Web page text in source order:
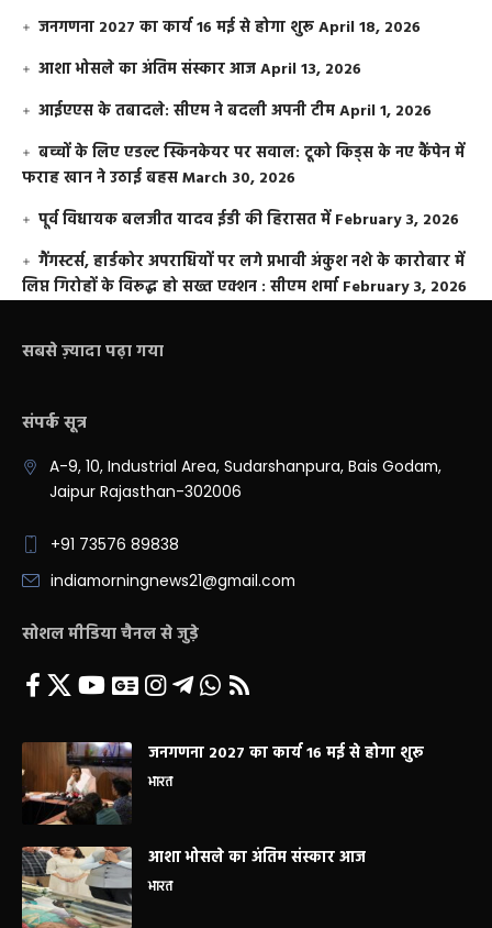
जनगणना 2027 का कार्य 16 मई से होगा शुरूApril 18, 2026
आशा भोसले का अंतिम संस्कार आजApril 13, 2026
आईएएस के तबादले: सीएम ने बदली अपनी टीमApril 1, 2026
बच्चों के लिए एडल्ट स्किनकेयर पर सवाल: टूको किड्स के नए कैंपेन में
फराह खान ने उठाई बहसMarch 30, 2026
पूर्व विधायक बलजीत यादव ईडी की हिरासत में February 3, 2026
गैंगस्टर्स, हार्डकोर अपराधियों पर लगे प्रभावी अंकुश नशे के कारोबार में
लिप्त गिरोहों के विरूद्ध हो सख्त एक्शन : सीएम शर्मा February 3, 2026
सबसे ज़्यादा पढ़ा गया
संपर्क सूत्र
A-9, 10, Industrial Area, Sudarshanpura, Bais Godam,
Jaipur Rajasthan-302006
+91 73576 89838
indiamorningnews21@gmail.com
सोशल मीडिया चैनल से जुड़े
जनगणना 2027 का कार्य 16 मई से होगा शुरू
भारत
आशा भोसले का अंतिम संस्कार आज
भारत